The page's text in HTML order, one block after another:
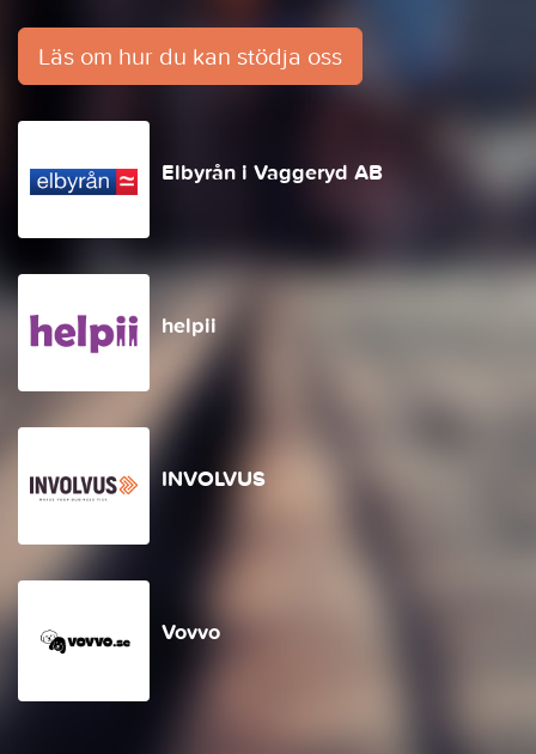
Läs om hur du kan stödja oss
Elbyrån i Vaggeryd AB
helpii
INVOLVUS
Vovvo